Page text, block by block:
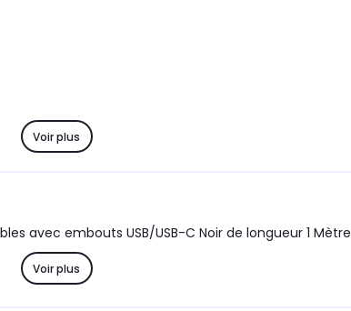
Voir plus
avec embouts USB/USB-C Noir de longueur 1 Mètre
Voir plus